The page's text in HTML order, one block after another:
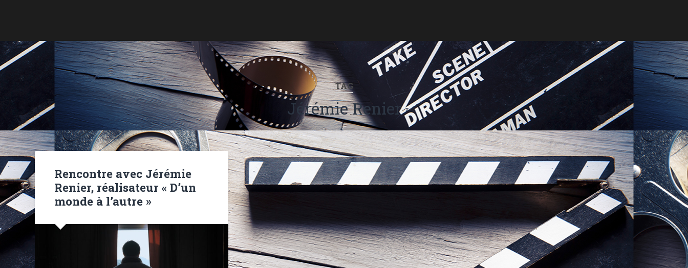
TAG
Jérémie Renier
Rencontre avec Jérémie
Renier, réalisateur « D’un
monde à l’autre »